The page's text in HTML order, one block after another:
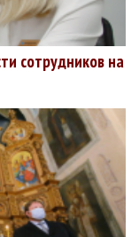
сотрудников на